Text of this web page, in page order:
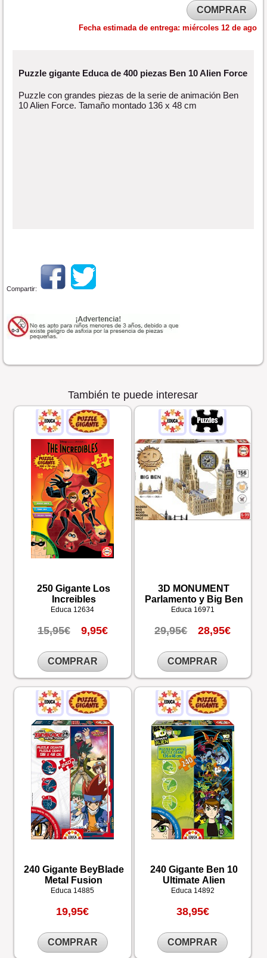
COMPRAR
Fecha estimada de entrega: miércoles 12 de ago
Puzzle gigante Educa de 400 piezas Ben 10 Alien Force
Puzzle con grandes piezas de la serie de animación Ben
10 Alien Force. Tamaño montado 136 x 48 cm
Compartir:
También te puede interesar
250 Gigante Los
Increibles
Educa 12634
15,95€ 9,95€
COMPRAR
3D MONUMENT
Parlamento y Big Ben
Educa 16971
29,95€ 28,95€
COMPRAR
240 Gigante BeyBlade
Metal Fusion
Educa 14885
19,95€
COMPRAR
240 Gigante Ben 10
Ultimate Alien
Educa 14892
38,95€
COMPRAR